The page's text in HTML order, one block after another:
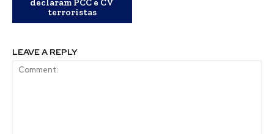
declaram PCC e CV
terroristas
LEAVE A REPLY